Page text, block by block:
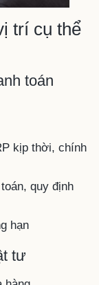
trí cụ thể
toán
kịp thời, chính
quy định
hạn
tư